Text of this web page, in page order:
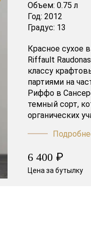
Объем: 0.75 л
Год: 2012
Градус: 13
Красное сухое
Riffault
классу
партиями на
Риффо в
темный сорт,
органических
6 400 ₽
Цена за бутылку